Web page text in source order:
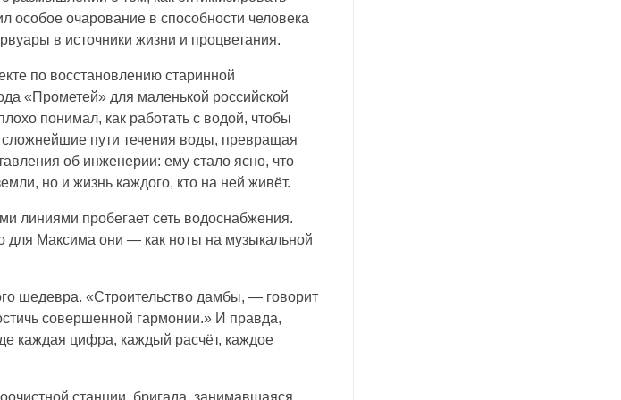
очарование в способности человека
в источники жизни и процветания.
по восстановлению старинной
«Прометей» для маленькой российской
понимал, как работать с водой, чтобы
пути течения воды, превращая
об инженерии: ему стало ясно, что
но и жизнь каждого, кто на ней живёт.
линиями пробегает сеть водоснабжения.
для Максима они — как ноты на музыкальной
шедевра. «Строительство дамбы, — говорит
совершенной гармонии.» И правда,
каждая цифра, каждый расчёт, каждое
станции, бригада, занимавшаяся